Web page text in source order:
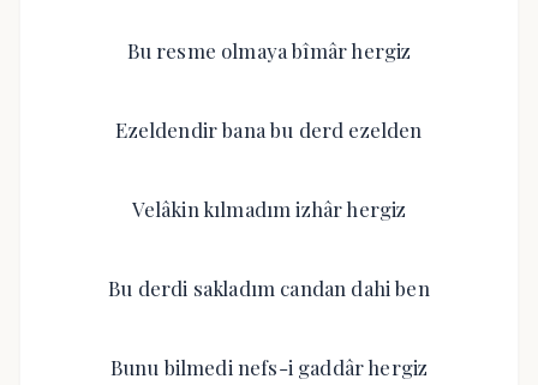
Bu resme olmaya bîmâr hergiz
Ezeldendir bana bu derd ezelden
Velâkin kılmadım izhâr hergiz
Bu derdi sakladım candan dahi ben
Bunu bilmedi nefs-i gaddâr hergiz